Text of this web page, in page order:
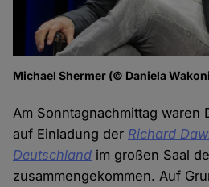
Michael Shermer (© Daniela
Am Sonntagnachmittag waren
auf Einladung der Richard
Deutschland im großen Saal
zusammengekommen. Auf